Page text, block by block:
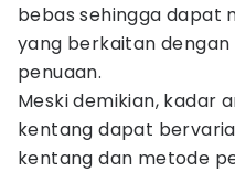
bebas sehingga dapat
yang berkaitan
penuaan.
Meski demikian, kadar
kentang dapat
kentang dan metode